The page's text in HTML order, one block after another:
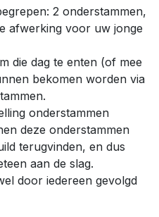
2 onderstammen,
afwerking voor uw jonge
die dag te enten (of mee
bekomen worden via
onderstammen
deze onderstammen
terugvinden, en dus
aan de slag.
door iedereen gevolgd